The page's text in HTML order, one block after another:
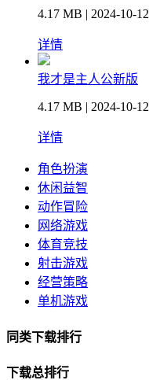
4.17 MB | 2024-10-12
详情
我才是主人公新版
4.17 MB | 2024-10-12
详情
角色扮演
休闲益智
动作冒险
网络游戏
体育竞技
射击游戏
经营策略
单机游戏
同类下载排行
下载总排行